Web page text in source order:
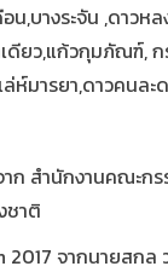
อน,บางระจัน ,ดาวห
ดียว,แก้วกุมภัณฑ์,
ล่ห์มารยา,ดาวคนล
าก สำนักงานคณะก
ชาติ
2017 จากนายสกล